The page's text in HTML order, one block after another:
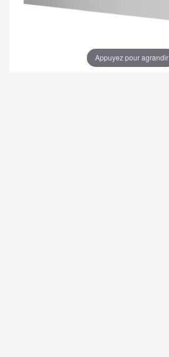
Appuyez pour agrandir